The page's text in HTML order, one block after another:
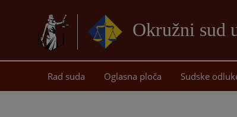
Okružni sud
Rad suda Oglasna ploča Sudske